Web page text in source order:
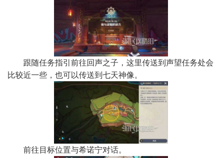
跟随任务指引前往回声之子，这里传送到声望任务处会
比较近一些，也可以传送到七天神像。
前往目标位置与希诺宁对话。